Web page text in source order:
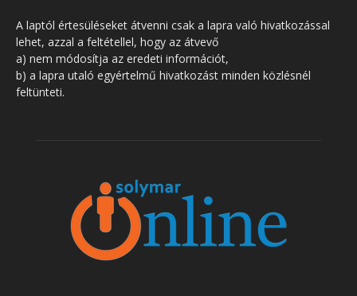
A laptól értesüléseket átvenni csak a lapra való hivatkozással
lehet, azzal a feltétellel, hogy az átvevő
a) nem módosítja az eredeti információt,
b) a lapra utaló egyértelmű hivatkozást minden közlésnél
feltünteti.